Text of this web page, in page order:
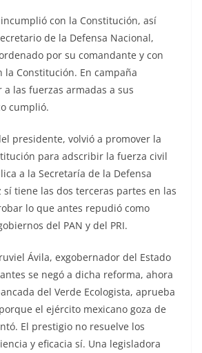
con la Constitución, así
de la Defensa Nacional,
por su comandante y con
Constitución. En campaña
las fuerzas armadas a sus
cumplió.
presidente, volvió a promover la
para adscribir la fuerza civil
a la Secretaría de la Defensa
sí tiene las dos terceras partes en las
lo que antes repudió como
del PAN y del PRI.
Ávila, exgobernador del Estado
se negó a dicha reforma, ahora
del Verde Ecologista, aprueba
el ejército mexicano goza de
El prestigio no resuelve los
y eficacia sí. Una legisladora